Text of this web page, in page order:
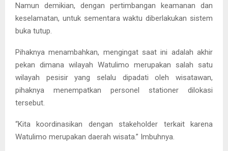
Namun demikian, dengan pertimbangan keamanan dan
keselamatan, untuk sementara waktu diberlakukan sistem
buka tutup.
Pihaknya menambahkan, mengingat saat ini adalah akhir
pekan dimana wilayah Watulimo merupakan salah satu
wilayah pesisir yang selalu dipadati oleh wisatawan,
pihaknya menempatkan personel stationer dilokasi
tersebut.
“Kita koordinasikan dengan stakeholder terkait karena
Watulimo merupakan daerah wisata.” Imbuhnya.